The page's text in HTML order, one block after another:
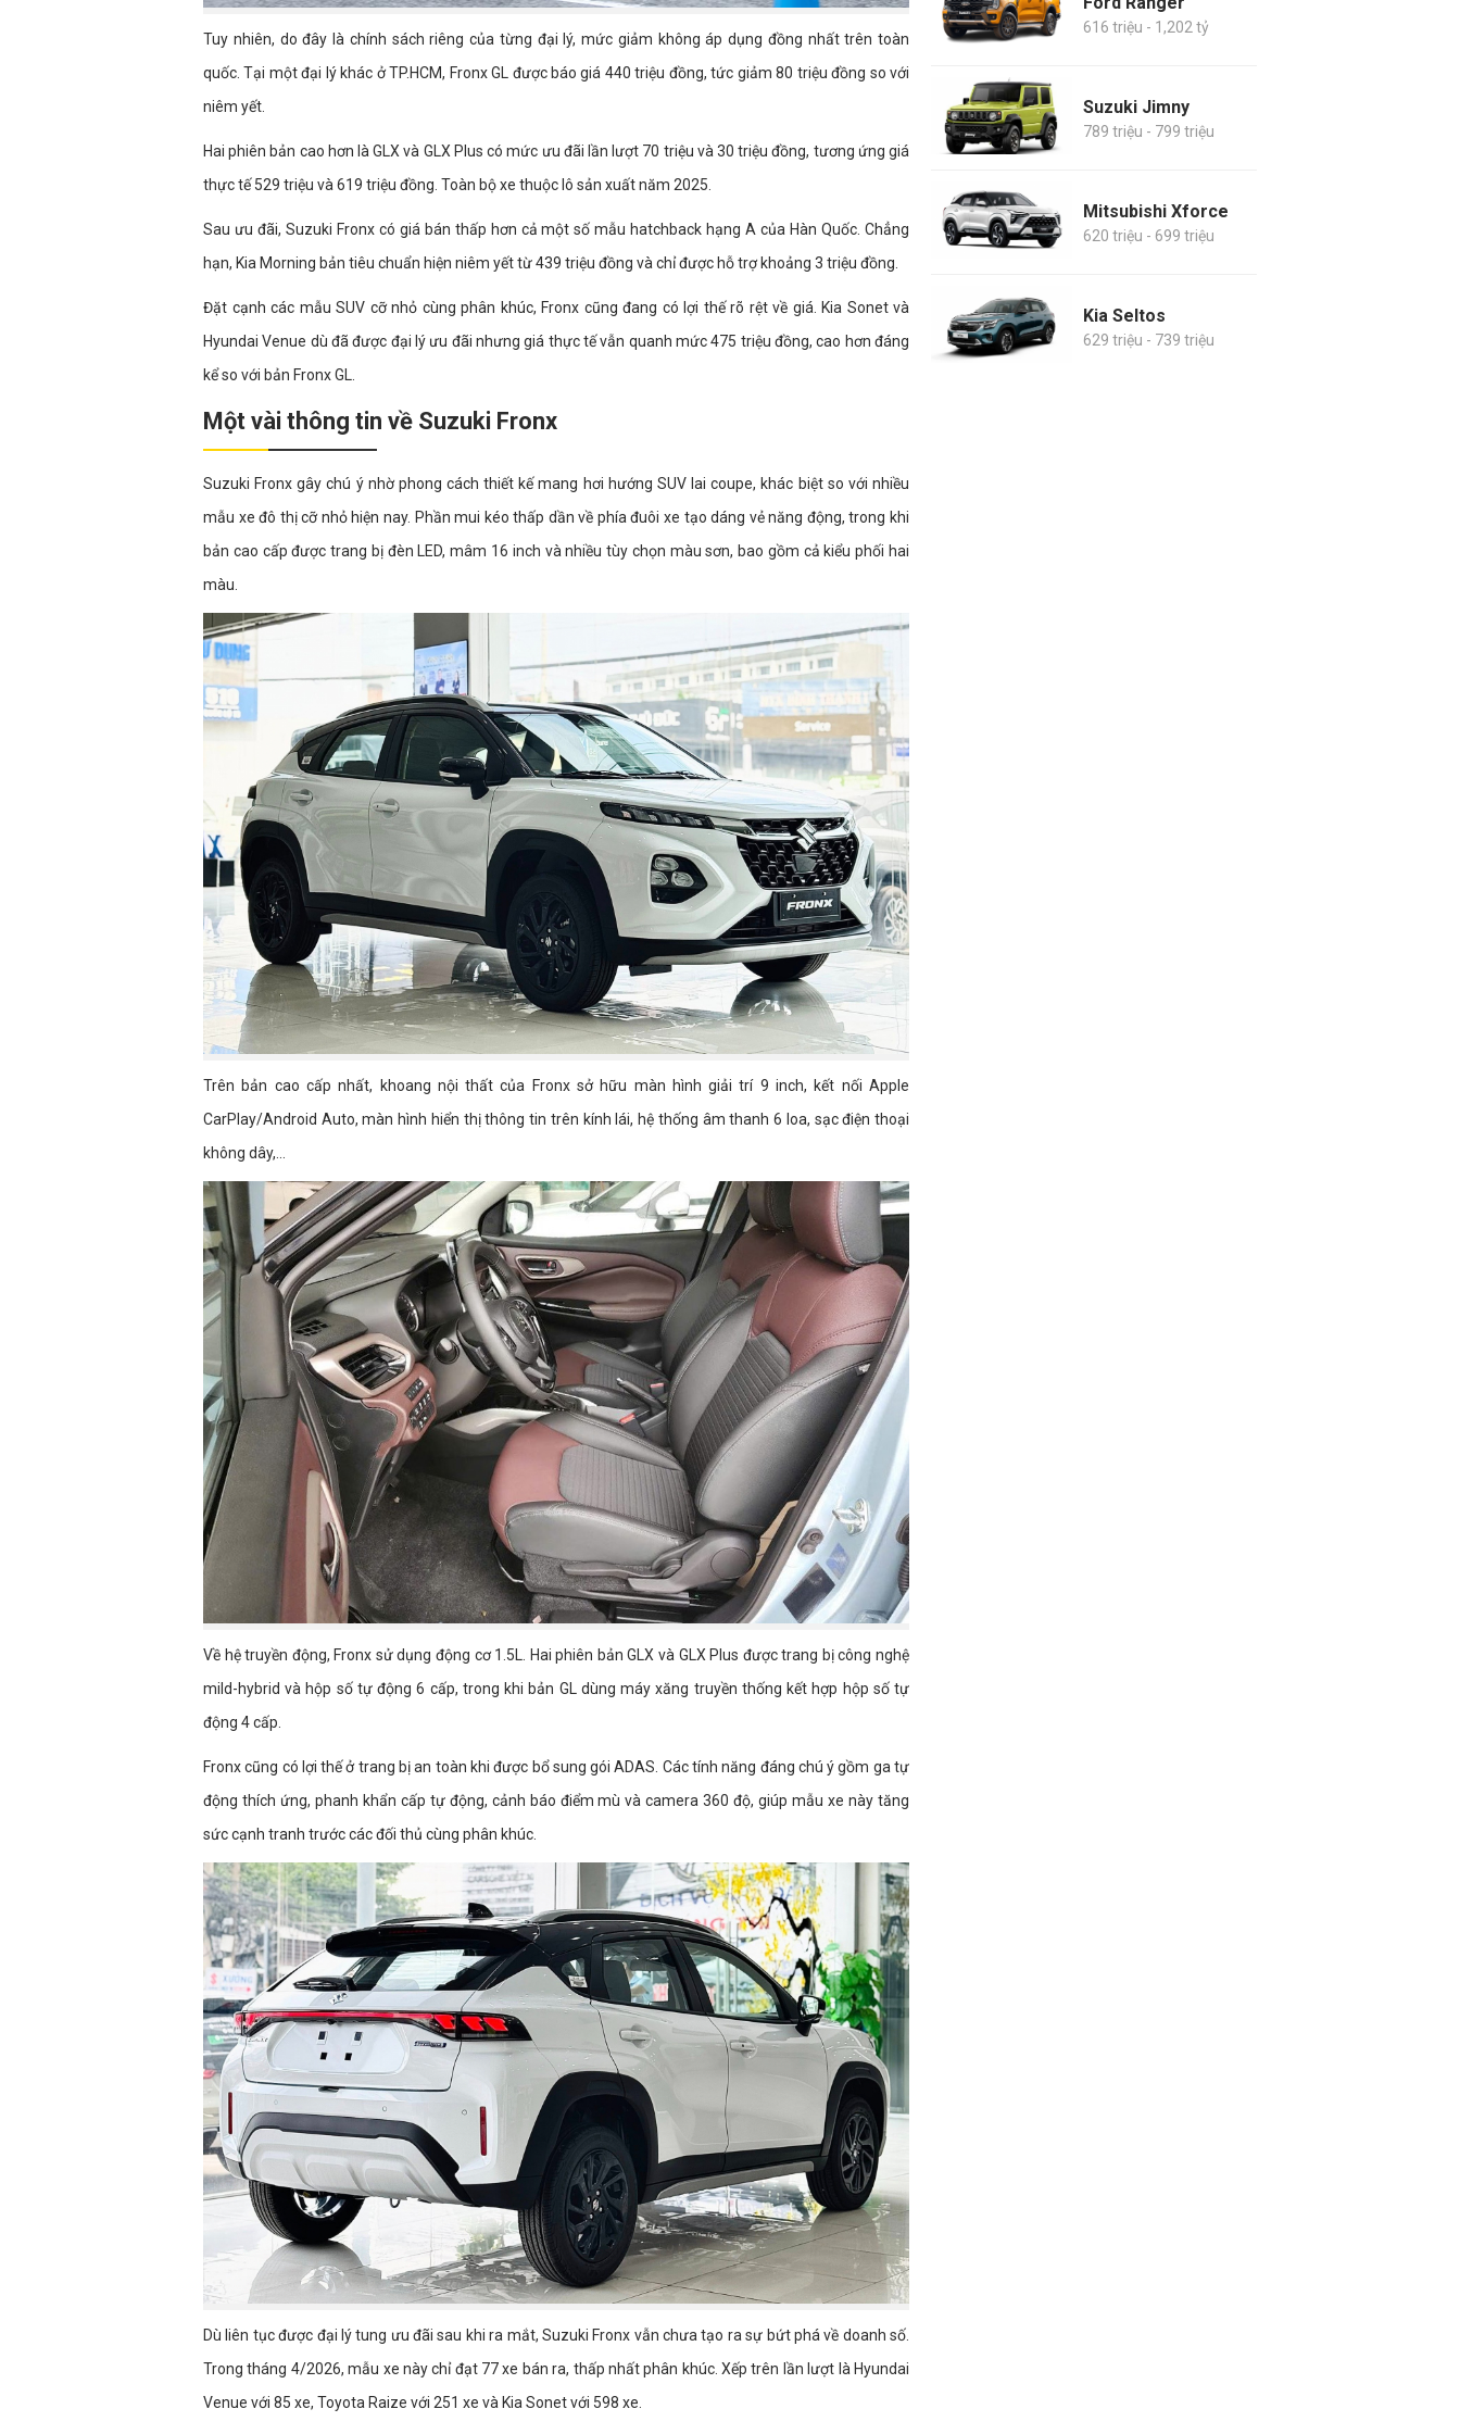
Tuy nhiên, do đây là chính sách riêng của từng đại lý, mức giảm không áp dụng đồng nhất trên toàn
quốc. Tại một đại lý khác ở TP.HCM, Fronx GL được báo giá 440 triệu đồng, tức giảm 80 triệu đồng so với
niêm yết.
Hai phiên bản cao hơn là GLX và GLX Plus có mức ưu đãi lần lượt 70 triệu và 30 triệu đồng, tương ứng giá
thực tế 529 triệu và 619 triệu đồng. Toàn bộ xe thuộc lô sản xuất năm 2025.
Sau ưu đãi, Suzuki Fronx có giá bán thấp hơn cả một số mẫu hatchback hạng A của Hàn Quốc. Chẳng
hạn, Kia Morning bản tiêu chuẩn hiện niêm yết từ 439 triệu đồng và chỉ được hỗ trợ khoảng 3 triệu đồng.
Đặt cạnh các mẫu SUV cỡ nhỏ cùng phân khúc, Fronx cũng đang có lợi thế rõ rệt về giá. Kia Sonet và
Hyundai Venue dù đã được đại lý ưu đãi nhưng giá thực tế vẫn quanh mức 475 triệu đồng, cao hơn đáng
kể so với bản Fronx GL.
Một vài thông tin về Suzuki Fronx
Suzuki Fronx gây chú ý nhờ phong cách thiết kế mang hơi hướng SUV lai coupe, khác biệt so với nhiều
mẫu xe đô thị cỡ nhỏ hiện nay. Phần mui kéo thấp dần về phía đuôi xe tạo dáng vẻ năng động, trong khi
bản cao cấp được trang bị đèn LED, mâm 16 inch và nhiều tùy chọn màu sơn, bao gồm cả kiểu phối hai
màu.
Trên bản cao cấp nhất, khoang nội thất của Fronx sở hữu màn hình giải trí 9 inch, kết nối Apple
CarPlay/Android Auto, màn hình hiển thị thông tin trên kính lái, hệ thống âm thanh 6 loa, sạc điện thoại
không dây,...
Về hệ truyền động, Fronx sử dụng động cơ 1.5L. Hai phiên bản GLX và GLX Plus được trang bị công nghệ
mild-hybrid và hộp số tự động 6 cấp, trong khi bản GL dùng máy xăng truyền thống kết hợp hộp số tự
động 4 cấp.
Fronx cũng có lợi thế ở trang bị an toàn khi được bổ sung gói ADAS. Các tính năng đáng chú ý gồm ga tự
động thích ứng, phanh khẩn cấp tự động, cảnh báo điểm mù và camera 360 độ, giúp mẫu xe này tăng
sức cạnh tranh trước các đối thủ cùng phân khúc.
Dù liên tục được đại lý tung ưu đãi sau khi ra mắt, Suzuki Fronx vẫn chưa tạo ra sự bứt phá về doanh số.
Trong tháng 4/2026, mẫu xe này chỉ đạt 77 xe bán ra, thấp nhất phân khúc. Xếp trên lần lượt là Hyundai
Venue với 85 xe, Toyota Raize với 251 xe và Kia Sonet với 598 xe.
616 triệu - 1,202 tỷ
Suzuki Jimny
789 triệu - 799 triệu
Mitsubishi Xforce
620 triệu - 699 triệu
Kia Seltos
629 triệu - 739 triệu